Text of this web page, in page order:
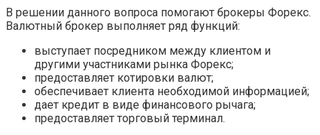
В решении данного вопроса помогают брокеры Форекс.
Валютный брокер выполняет ряд функций:
выступает посредником между клиентом и
другими участниками рынка Форекс;
предоставляет котировки валют;
обеспечивает клиента необходимой информацией;
дает кредит в виде финансового рычага;
предоставляет торговый терминал.